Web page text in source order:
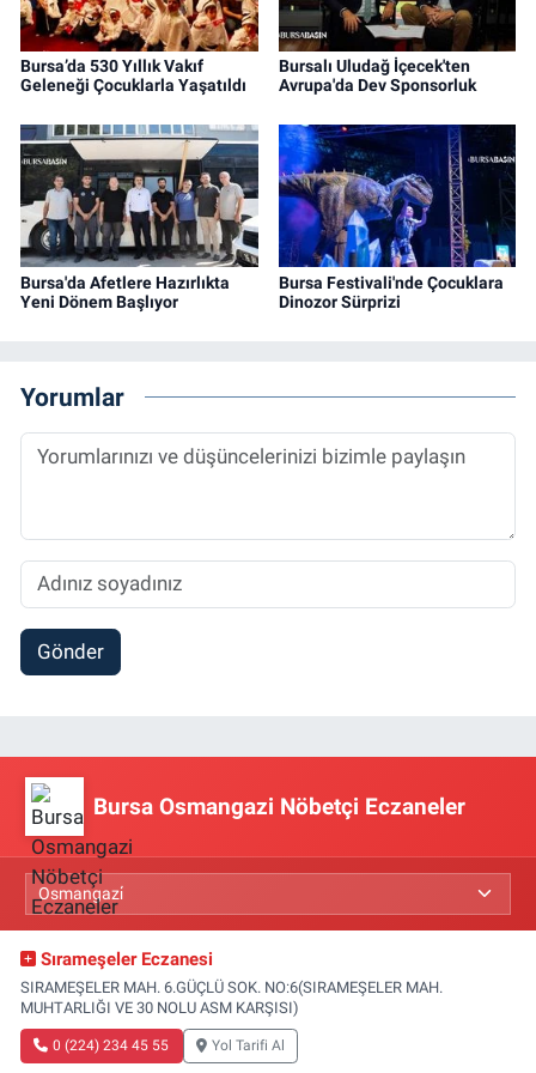
Bursa’da 530 Yıllık Vakıf
Geleneği Çocuklarla Yaşatıldı
Bursalı Uludağ İçecek'ten
Avrupa'da Dev Sponsorluk
Bursa'da Afetlere Hazırlıkta
Yeni Dönem Başlıyor
Bursa Festivali'nde Çocuklara
Dinozor Sürprizi
Yorumlar
Gönder
Bursa Osmangazi Nöbetçi Eczaneler
Sırameşeler Eczanesi
SIRAMEŞELER MAH. 6.GÜÇLÜ SOK. NO:6(SIRAMEŞELER MAH.
MUHTARLIĞI VE 30 NOLU ASM KARŞISI)
0 (224) 234 45 55 Yol Tarifi Al